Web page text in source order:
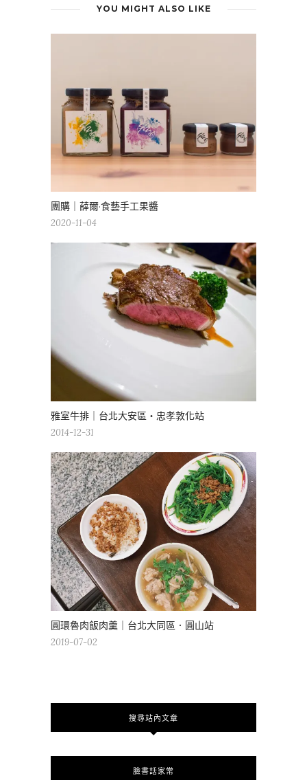
YOU MIGHT ALSO LIKE
團購｜薛爾·食藝手工果醬
2020-11-04
雅室牛排｜台北大安區・忠孝敦化站
2014-12-31
圓環魯肉飯肉羹｜台北大同區．圓山站
2019-07-02
搜尋站內文章
臉書話家常